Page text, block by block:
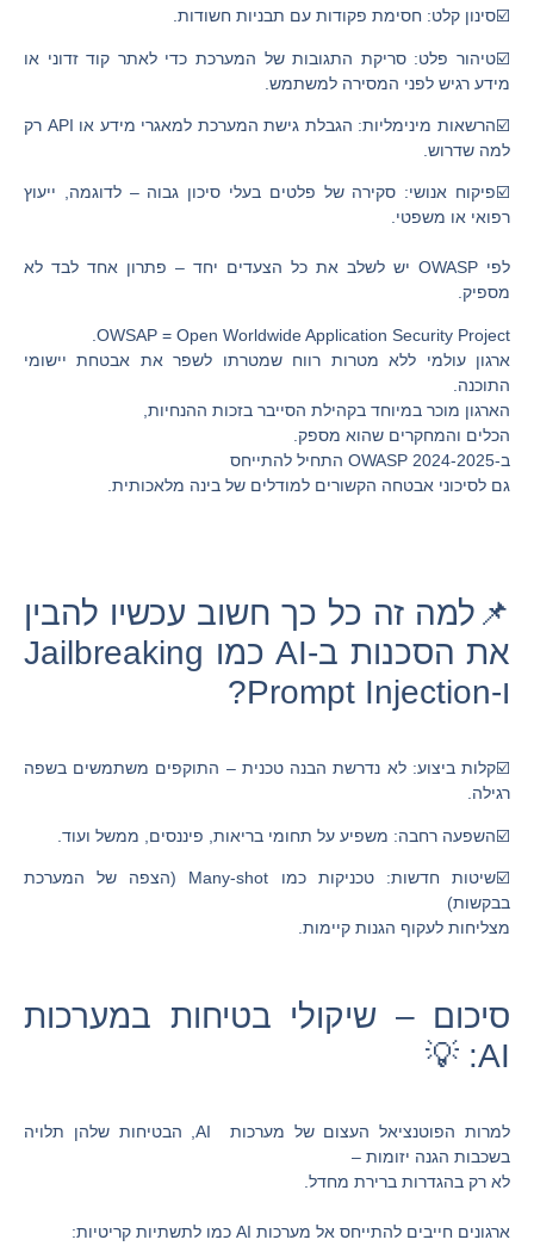
☑️סינון קלט: חסימת פקודות עם תבניות חשודות.
☑️טיהור פלט: סריקת התגובות של המערכת כדי לאתר קוד זדוני או
מידע רגיש לפני המסירה למשתמש.
☑️הרשאות מינימליות: הגבלת גישת המערכת למאגרי מידע או API רק
למה שדרוש.
☑️פיקוח אנושי: סקירה של פלטים בעלי סיכון גבוה – לדוגמה, ייעוץ
רפואי או משפטי.
לפי OWASP יש לשלב את כל הצעדים יחד – פתרון אחד לבד לא
מספיק.
OWSAP = Open Worldwide Application Security Project.
ארגון עולמי ללא מטרות רווח שמטרתו לשפר את אבטחת יישומי
התוכנה.
הארגון מוכר במיוחד בקהילת הסייבר בזכות ההנחיות,
הכלים והמחקרים שהוא מספק.
ב-2024-2025 OWASP התחיל להתייחס
גם לסיכוני אבטחה הקשורים למודלים של בינה מלאכותית.
📌למה זה כל כך חשוב עכשיו להבין
את הסכנות ב-AI כמו Jailbreaking
ו-Prompt Injection?
☑️קלות ביצוע: לא נדרשת הבנה טכנית – התוקפים משתמשים בשפה
רגילה.
☑️השפעה רחבה: משפיע על תחומי בריאות, פיננסים, ממשל ועוד.
☑️שיטות חדשות: טכניקות כמו Many-shot (הצפה של המערכת
בבקשות)
מצליחות לעקוף הגנות קיימות.
סיכום – שיקולי בטיחות במערכות
AI: 💡
למרות הפוטנציאל העצום של מערכות AI, הבטיחות שלהן תלויה
בשכבות הגנה יזומות –
לא רק בהגדרות ברירת מחדל.
ארגונים חייבים להתייחס אל מערכות AI כמו לתשתיות קריטיות: